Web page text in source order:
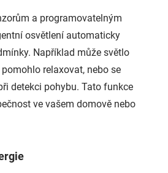
a programovatelným
osvětlení automaticky
Například může světlo
relaxovat, nebo se
detekci pohybu. Tato funkce
ve vašem domově nebo